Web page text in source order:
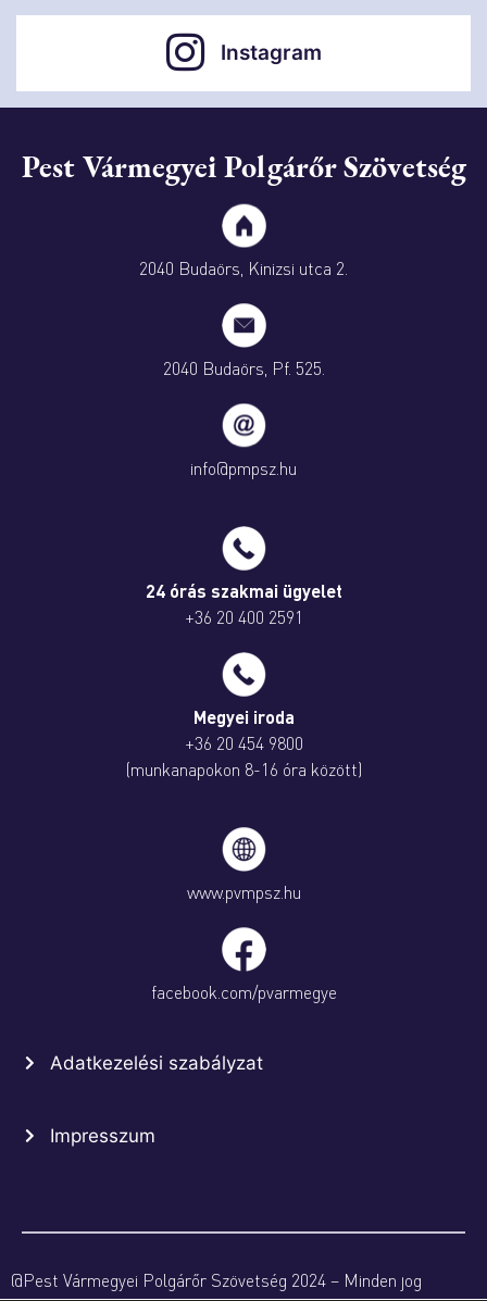
Instagram
Pest Vármegyei Polgárőr Szövetség
2040 Budaörs, Kinizsi utca 2.
2040 Budaörs, Pf. 525.
info@pmpsz.hu
24 órás szakmai ügyelet
+36 20 400 2591
Megyei iroda
+36 20 454 9800
(munkanapokon 8-16 óra között)
www.pvmpsz.hu
facebook.com/pvarmegye
Adatkezelési szabályzat
Impresszum
@Pest Vármegyei Polgárőr Szövetség 2024 – Minden jog